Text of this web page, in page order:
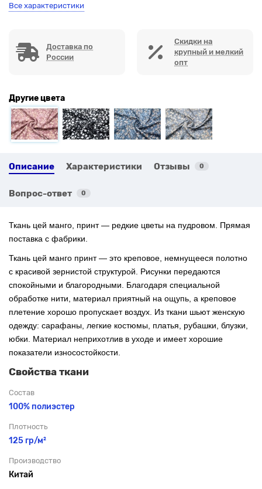
Все характеристики
Доставка по
России
Скидки на
крупный и мелкий
опт
Другие цвета
Описание Характеристики Отзывы 0
Вопрос-ответ 0
Ткань цей манго, принт — редкие цветы на пудровом. Прямая
поставка с фабрики.
Ткань цей манго принт — это креповое, немнущееся полотно
с красивой зернистой структурой. Рисунки передаются
спокойными и благородными. Благодаря специальной
обработке нити, материал приятный на ощупь, а креповое
плетение хорошо пропускает воздух. Из ткани шьют женскую
одежду: сарафаны, легкие костюмы, платья, рубашки, блузки,
юбки. Материал неприхотлив в уходе и имеет хорошие
показатели износостойкости.
Свойства ткани
Состав
100% полиэстер
Плотность
125 гр/м²
Производство
Китай